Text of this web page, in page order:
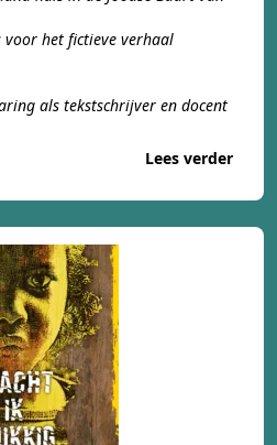
voor het fictieve verhaal
als tekstschrijver en docent
Lees verder